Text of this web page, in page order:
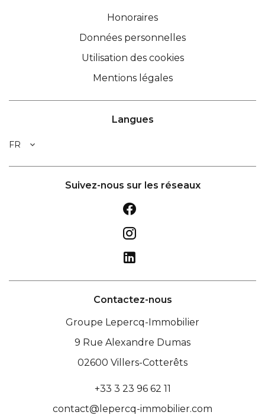
Honoraires
Données personnelles
Utilisation des cookies
Mentions légales
Langues
FR
Suivez-nous sur les réseaux
Contactez-nous
Groupe Lepercq-Immobilier
9 Rue Alexandre Dumas
02600 Villers-Cotterêts
+33 3 23 96 62 11
contact@lepercq-immobilier.com